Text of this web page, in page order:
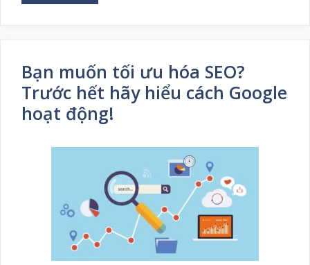
Bạn muốn tối ưu hóa SEO?
Trước hết hãy hiểu cách Google
hoạt động!